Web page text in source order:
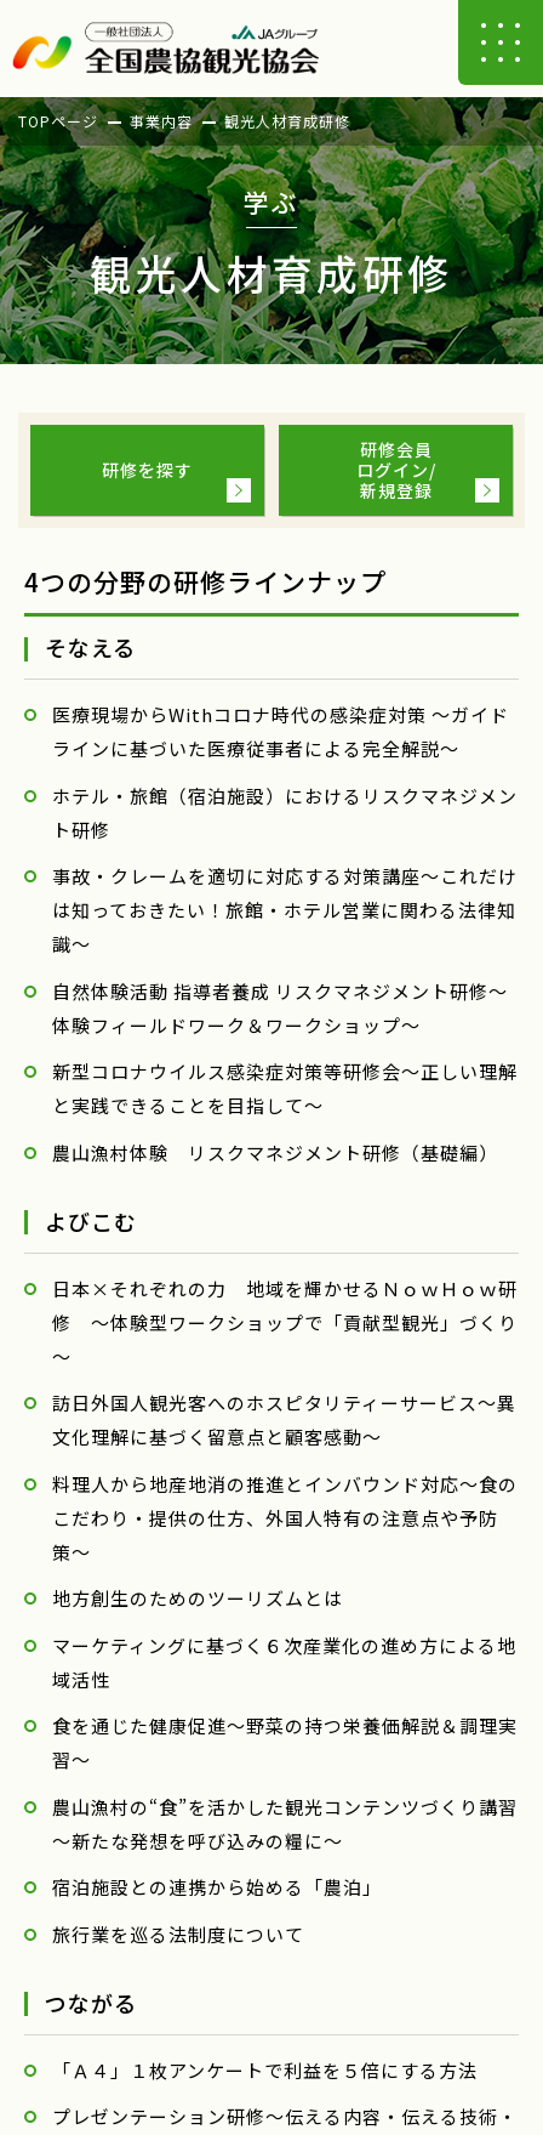
TOPページ 事業内容 観光人材育成研修
学ぶ
観光人材育成研修
研修を探す
研修会員
ログイン/
新規登録
4つの分野の研修ラインナップ
そなえる
医療現場からWithコロナ時代の感染症対策 ～ガイド
ラインに基づいた医療従事者による完全解説～
ホテル・旅館（宿泊施設）におけるリスクマネジメン
ト研修
事故・クレームを適切に対応する対策講座〜これだけ
は知っておきたい！旅館・ホテル営業に関わる法律知
識〜
自然体験活動 指導者養成 リスクマネジメント研修～
体験フィールドワーク＆ワークショップ～
新型コロナウイルス感染症対策等研修会～正しい理解
と実践できることを目指して～
農山漁村体験 リスクマネジメント研修（基礎編）
よびこむ
日本×それぞれの力 地域を輝かせるＮｏｗＨｏｗ研
修 ～体験型ワークショップで「貢献型観光」づくり
～
訪日外国人観光客へのホスピタリティーサービス～異
文化理解に基づく留意点と顧客感動～
料理人から地産地消の推進とインバウンド対応〜食の
こだわり・提供の仕方、外国人特有の注意点や予防
策〜
地方創生のためのツーリズムとは
マーケティングに基づく６次産業化の進め方による地
域活性
食を通じた健康促進～野菜の持つ栄養価解説＆調理実
習～
農山漁村の“食”を活かした観光コンテンツづくり講習
～新たな発想を呼び込みの糧に～
宿泊施設との連携から始める「農泊」
旅行業を巡る法制度について
つながる
「Ａ４」１枚アンケートで利益を５倍にする方法
プレゼンテーション研修〜伝える内容・伝える技術・